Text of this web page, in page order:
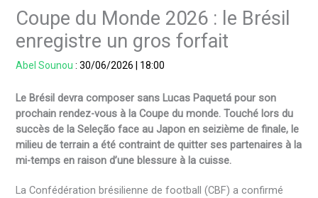
Coupe du Monde 2026 : le Brésil
enregistre un gros forfait
Abel Sounou :30/06/2026 18:00
Le Brésil devra composer sans Lucas Paquetá pour son
prochain rendez-vous à la Coupe du monde. Touché lors du
succès de la Seleção face au Japon en seizième de finale, le
milieu de terrain a été contraint de quitter ses partenaires à la
mi-temps en raison d’une blessure à la cuisse.
La Confédération brésilienne de football (CBF) a confirmé